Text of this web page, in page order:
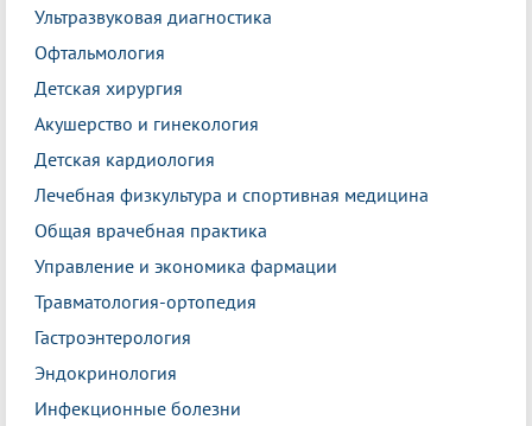
Ультразвуковая диагностика
Офтальмология
Детская хирургия
Акушерство и гинекология
Детская кардиология
Лечебная физкультура и спортивная медицина
Общая врачебная практика
Управление и экономика фармации
Травматология-ортопедия
Гастроэнтерология
Эндокринология
Инфекционные болезни